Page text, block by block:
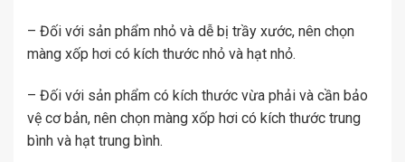
– Đối với sản phẩm nhỏ và dễ bị trầy xước, nên chọn
màng xốp hơi có kích thước nhỏ và hạt nhỏ.
– Đối với sản phẩm có kích thước vừa phải và cần bảo
vệ cơ bản, nên chọn màng xốp hơi có kích thước trung
bình và hạt trung bình.